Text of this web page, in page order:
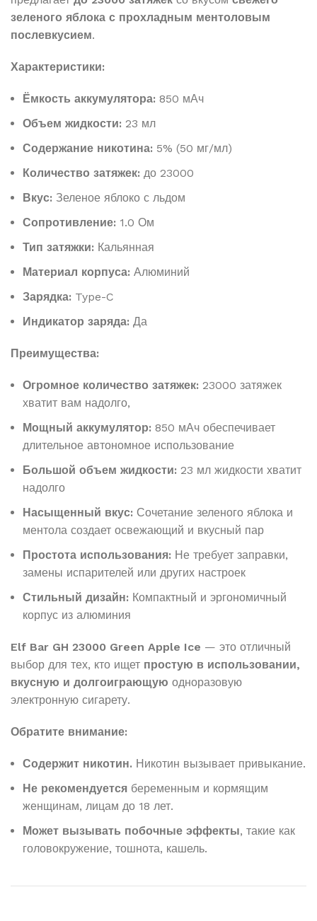
зеленого яблока с прохладным ментоловым
послевкусием.
Характеристики:
Ёмкость аккумулятора: 850 мАч
Объем жидкости: 23 мл
Содержание никотина: 5% (50 мг/мл)
Количество затяжек: до 23000
Вкус: Зеленое яблоко с льдом
Сопротивление: 1.0 Ом
Тип затяжки: Кальянная
Материал корпуса: Алюминий
Зарядка: Type-C
Индикатор заряда: Да
Преимущества:
Огромное количество затяжек: 23000 затяжек
хватит вам надолго,
Мощный аккумулятор: 850 мАч обеспечивает
длительное автономное использование
Большой объем жидкости: 23 мл жидкости хватит
надолго
Насыщенный вкус: Сочетание зеленого яблока и
ментола создает освежающий и вкусный пар
Простота использования: Не требует заправки,
замены испарителей или других настроек
Стильный дизайн: Компактный и эргономичный
корпус из алюминия
Elf Bar GH 23000 Green Apple Ice — это отличный
выбор для тех, кто ищет простую в использовании,
вкусную и долгоиграющую одноразовую
электронную сигарету.
Обратите внимание:
Содержит никотин. Никотин вызывает привыкание.
Не рекомендуется беременным и кормящим
женщинам, лицам до 18 лет.
Может вызывать побочные эффекты, такие как
головокружение, тошнота, кашель.